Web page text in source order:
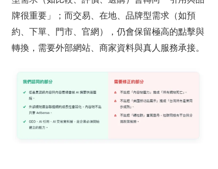
牌很重要」；而交易、在地、品牌型需求（如預
約、下單、門市、官網），仍會保留極高的點擊與
轉換，需要外部網站、商家資料與真人服務承接。